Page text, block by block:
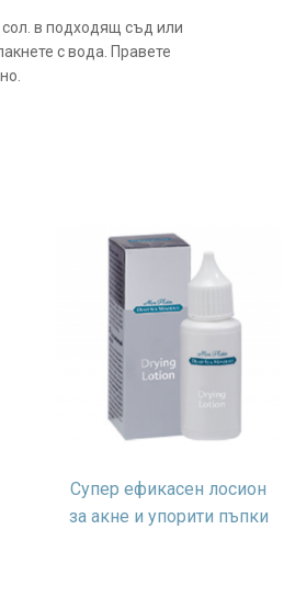
сол. в подходящ съд или
с вода. Правете
Супер ефикасен лосион
за акне и упорити пъпки